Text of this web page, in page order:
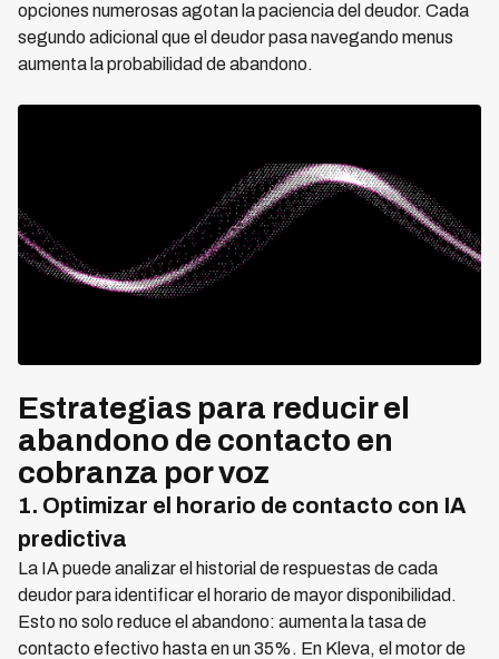
opciones numerosas agotan la paciencia del deudor. Cada
segundo adicional que el deudor pasa navegando menus
aumenta la probabilidad de abandono.
Estrategias para reducir el
abandono de contacto en
cobranza por voz
1. Optimizar el horario de contacto con IA
predictiva
La IA puede analizar el historial de respuestas de cada
deudor para identificar el horario de mayor disponibilidad.
Esto no solo reduce el abandono: aumenta la tasa de
contacto efectivo hasta en un 35%. En Kleva, el motor de